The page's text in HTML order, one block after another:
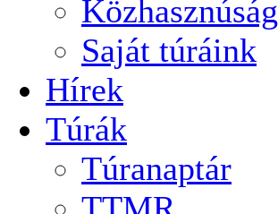
Közhasznúság
Saját túráink
Hírek
Túrák
Túranaptár